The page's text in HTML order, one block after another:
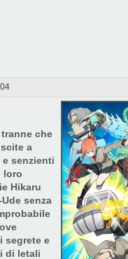
che
a
e senzienti
loro
Hikaru
senza
segrete e
di letali